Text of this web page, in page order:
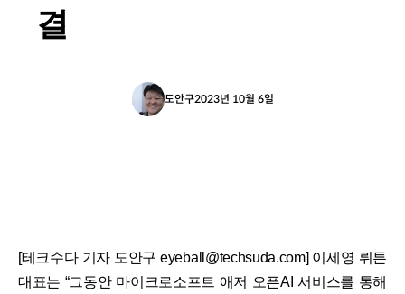
결
도안구2023년 10월 6일
[테크수다 기자 도안구 eyeball@techsuda.com] 이세영 뤼튼
대표는 “그동안 마이크로소프트 애저 오픈AI 서비스를 통해